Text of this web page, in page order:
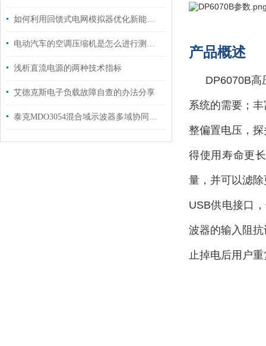
如何利用回馈式电网模拟器优化新能源并网？
电动汽车的空调压缩机是怎么进行测试的?
浅析直流电源的两种技术指标
艾德克斯电子负载故障自查的办法分享
泰克MDO3054混合域示波器多域协同的调试全能王
产品概述
DP6070B
系统的需要；
整偏置电压，
得使用寿命更
量，并可以滤
USB供电接口
波器的输入阻
止掉电后用户